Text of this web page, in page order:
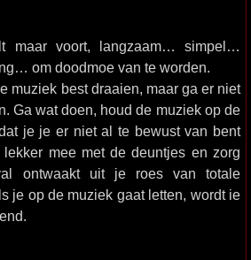
maar voort, langzaam… simpel…
om doodmoe van te worden.
muziek best draaien, maar ga er niet
Ga wat doen, houd de muziek op de
je je er niet al te bewust van bent
mee met de deuntjes en zorg
ontwaakt uit je roes van totale
je op de muziek gaat letten, wordt ie